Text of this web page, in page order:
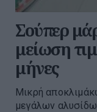
Σούπερ
μείωση
μήνες
Μικρή
μεγάλων